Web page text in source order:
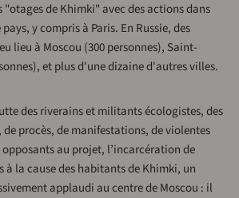
de Khimki" avec des actions dans
y compris à Paris. En Russie, des
lieu à Moscou (300 personnes), Saint-
et plus d'une dizaine d'autres villes.
des riverains et militants écologistes, des
procès, de manifestations, de violentes
au projet, l’incarcération de
à la cause des habitants de Khimki, un
applaudi au centre de Moscou : il